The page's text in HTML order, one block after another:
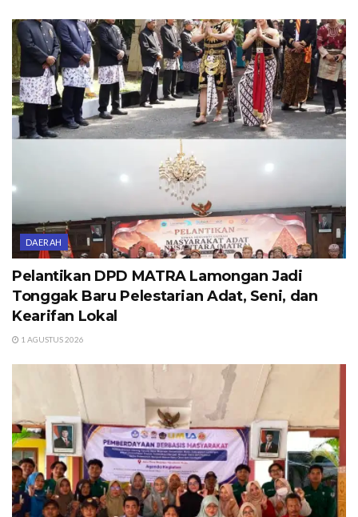
DAERAH
Pelantikan DPD MATRA Lamongan Jadi
Tonggak Baru Pelestarian Adat, Seni, dan
Kearifan Lokal
1 AGUSTUS 2026